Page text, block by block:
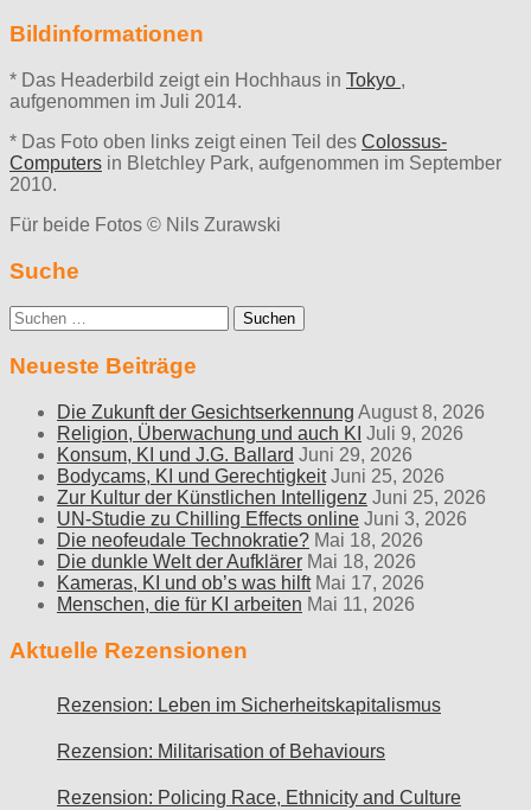
Bildinformationen
* Das Headerbild zeigt ein Hochhaus in Tokyo ,
aufgenommen im Juli 2014.
* Das Foto oben links zeigt einen Teil des Colossus-
Computers in Bletchley Park, aufgenommen im September
2010.
Für beide Fotos © Nils Zurawski
Suche
Suche
nach:
Neueste Beiträge
Die Zukunft der Gesichtserkennung August 8, 2026
Religion, Überwachung und auch KI Juli 9, 2026
Konsum, KI und J.G. Ballard Juni 29, 2026
Bodycams, KI und Gerechtigkeit Juni 25, 2026
Zur Kultur der Künstlichen Intelligenz Juni 25, 2026
UN-Studie zu Chilling Effects online Juni 3, 2026
Die neofeudale Technokratie? Mai 18, 2026
Die dunkle Welt der Aufklärer Mai 18, 2026
Kameras, KI und ob’s was hilft Mai 17, 2026
Menschen, die für KI arbeiten Mai 11, 2026
Aktuelle Rezensionen
Rezension: Leben im Sicherheitskapitalismus
Rezension: Militarisation of Behaviours
Rezension: Policing Race, Ethnicity and Culture